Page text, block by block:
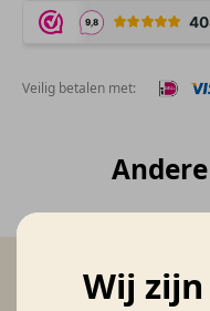
Wij
Veilig betalen met: